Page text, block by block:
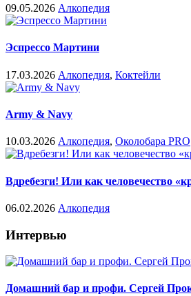
09.05.2026 Алкопедия
Эспрессо Мартини
17.03.2026 Алкопедия, Коктейли
Army & Navy
10.03.2026 Алкопедия, Околобара PRO
Вдребезги! Или как человечество
06.02.2026 Алкопедия
Интервью
Домашний бар и профи. Сергей